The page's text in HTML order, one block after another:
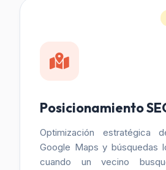
Posicionamiento
Optimización
Google Maps y búsquedas
cuando un vecino